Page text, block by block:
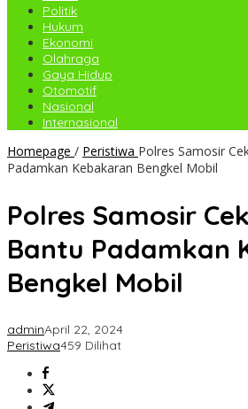
Politik
Hukum
Ekonomi
Olahraga
Gaya Hidup
Otomotif
Nasional
Internasional
Homepage / Peristiwa Polres Samosir
Padamkan Kebakaran Bengkel Mobil
Polres Samosir
Bantu Padamkan
Bengkel Mobil
adminApril 22, 2024
Peristiwa459 Dilihat